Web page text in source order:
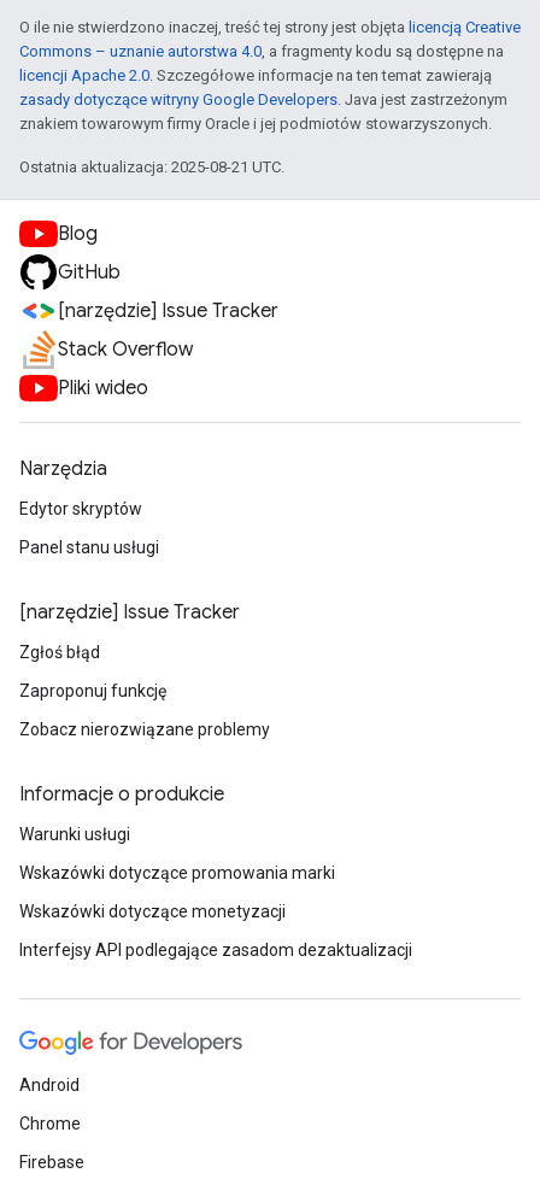
O ile nie stwierdzono inaczej, treść tej strony jest objęta licencją Creative
Commons – uznanie autorstwa 4.0, a fragmenty kodu są dostępne na
licencji Apache 2.0. Szczegółowe informacje na ten temat zawierają
zasady dotyczące witryny Google Developers. Java jest zastrzeżonym
znakiem towarowym firmy Oracle i jej podmiotów stowarzyszonych.
Ostatnia aktualizacja: 2025-08-21 UTC.
Blog
GitHub
[narzędzie] Issue Tracker
Stack Overflow
Pliki wideo
Narzędzia
Edytor skryptów
Panel stanu usługi
[narzędzie] Issue Tracker
Zgłoś błąd
Zaproponuj funkcję
Zobacz nierozwiązane problemy
Informacje o produkcie
Warunki usługi
Wskazówki dotyczące promowania marki
Wskazówki dotyczące monetyzacji
Interfejsy API podlegające zasadom dezaktualizacji
Android
Chrome
Firebase